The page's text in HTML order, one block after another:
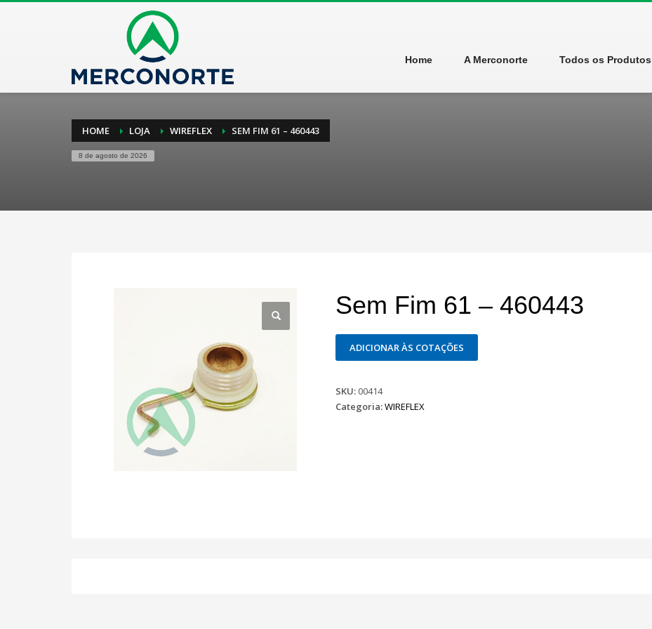
Home A Merconorte Todos os Produtos
HOME LOJA WIREFLEX SEM FIM 61 – 460443
8 de agosto de 2026
Sem Fim 61 – 460443
ADICIONAR ÀS COTAÇÕES
SKU: 00414
Categoria:WIREFLEX